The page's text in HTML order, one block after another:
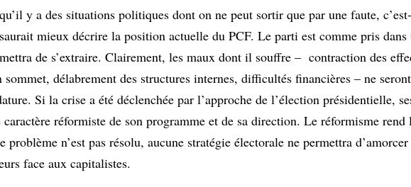
y a des situations politiques dont on ne peut sortir que par une faute,
mieux décrire la position actuelle du PCF. Le parti est comme pris dans
de s’extraire. Clairement, les maux dont il souffre – contraction des
délabrement des structures internes, difficultés financières – ne
Si la crise a été déclenchée par l’approche de l’élection présidentielle,
réformiste de son programme et de sa direction. Le réformisme
problème n’est pas résolu, aucune stratégie électorale ne permettra
face aux capitalistes.